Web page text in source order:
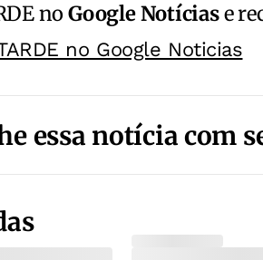
noGoogle Notíciase
no Google Noticias
essa notícia com